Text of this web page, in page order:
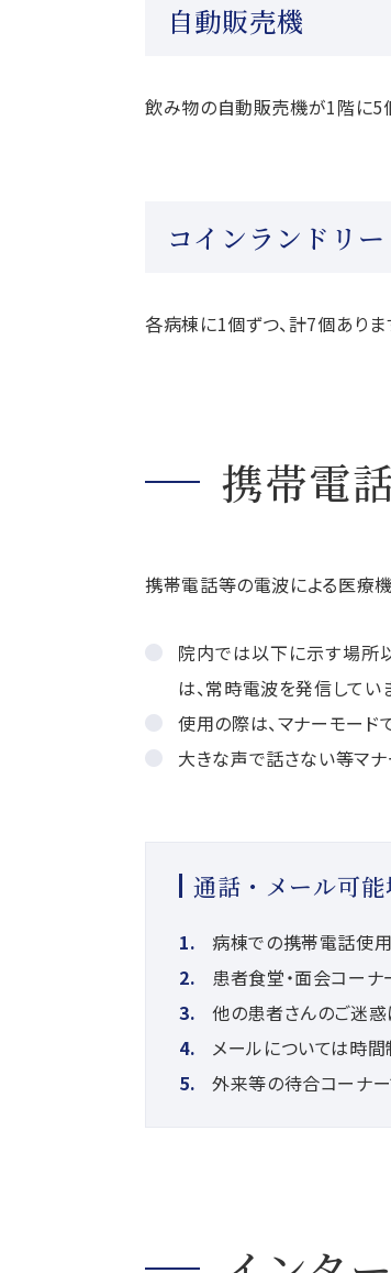
自動販売機
飲み物の自動販売機が1階に5
コインランドリー
各病棟に1個ずつ、計7個ありま
携帯電
携帯電話等の電波による医療
院内では以下に示す場所
は、常時電波を発信してい
使用の際は、マナーモード
大きな声で話さない等マ
通話・メール可
病棟での携帯電話使用
患者食堂・面会コーナ
他の患者さんのご迷惑
メールについては時間
外来等の待合コーナ